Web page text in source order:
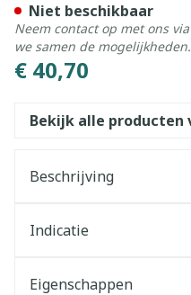
€ 40,70
Niet beschikbaar
Neem contact op met ons
we samen de mogelijkheden.
Bekijk alle producten
Beschrijving
Indicatie
Eigenschappen